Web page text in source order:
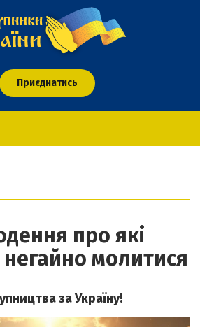
Приєднатись
про які
негайно молитися
за Україну!